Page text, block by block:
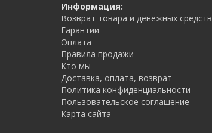
Информация:
Возврат товара и денежных средств
Гарантии
Оплата
Правила продажи
Кто мы
Доставка, оплата, возврат
Политика конфиденциальности
Пользовательское соглашение
Карта сайта